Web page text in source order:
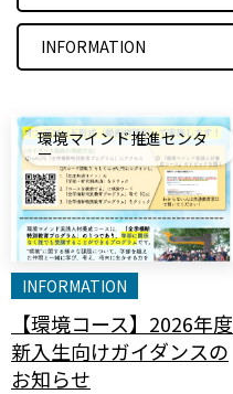
INFORMATION
環境マインド推進センタ
ー
INFORMATION
【環境コース】2026年度
新入生向けガイダンスの
お知らせ